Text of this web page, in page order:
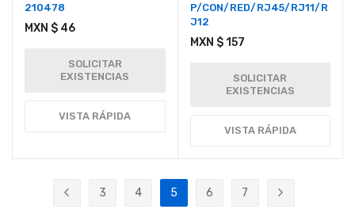
210478
MXN $ 46
SOLICITAR
EXISTENCIAS
VISTA RÁPIDA
P/CON/RED/RJ45/RJ11/R
J12
MXN $ 157
SOLICITAR
EXISTENCIAS
VISTA RÁPIDA
Página
3
Página
4
Actualmente estás leyendo página
5
6
7